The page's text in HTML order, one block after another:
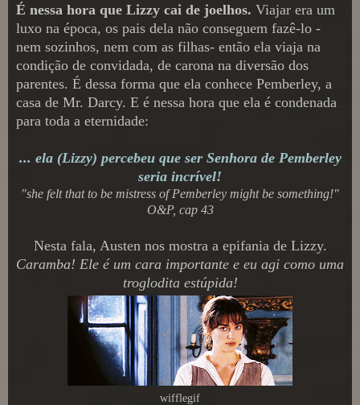
É nessa hora que Lizzy cai de joelhos. Viajar era um
luxo na época, os pais dela não conseguem fazê-lo -
nem sozinhos, nem com as filhas- então ela viaja na
condição de convidada, de carona na diversão dos
parentes. É dessa forma que ela conhece Pemberley, a
casa de Mr. Darcy. E é nessa hora que ela é condenada
para toda a eternidade:
... ela (Lizzy) percebeu que ser Senhora de Pemberley
seria incrível!
"she felt that to be mistress of Pemberley might be something!"
O&P, cap 43
Nesta fala, Austen nos mostra a epifania de Lizzy.
Caramba! Ele é um cara importante e eu agi como uma
troglodita estúpida!
wifflegif